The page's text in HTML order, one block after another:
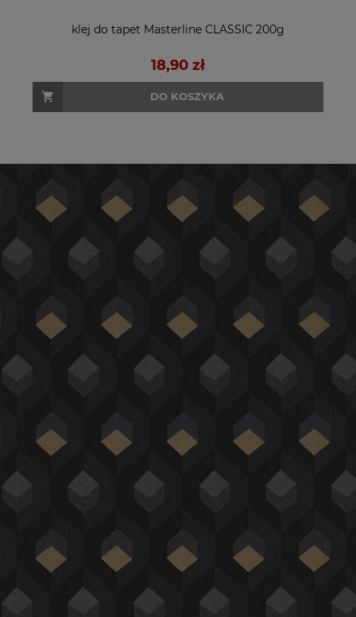
klej do tapet Masterline CLASSIC 200g
18,90 zł
DO KOSZYKA